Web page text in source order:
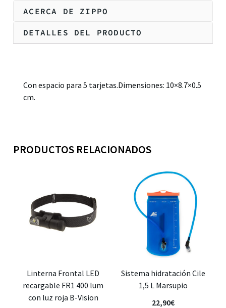
ACERCA DE ZIPPO
DETALLES DEL PRODUCTO
Con espacio para 5 tarjetas.Dimensiones: 10×8.7×0.5
cm.
PRODUCTOS RELACIONADOS
Linterna Frontal LED
recargable FR1 400 lum
con luz roja B-Vision
Sistema hidratación Cile
1,5 L Marsupio
22,90€